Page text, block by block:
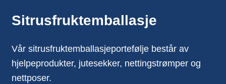
Sitrusfruktemballasje
Vår sitrusfruktemballasjeportefølje består av
hjelpeprodukter, jutesekker, nettingstrømper og
nettposer.